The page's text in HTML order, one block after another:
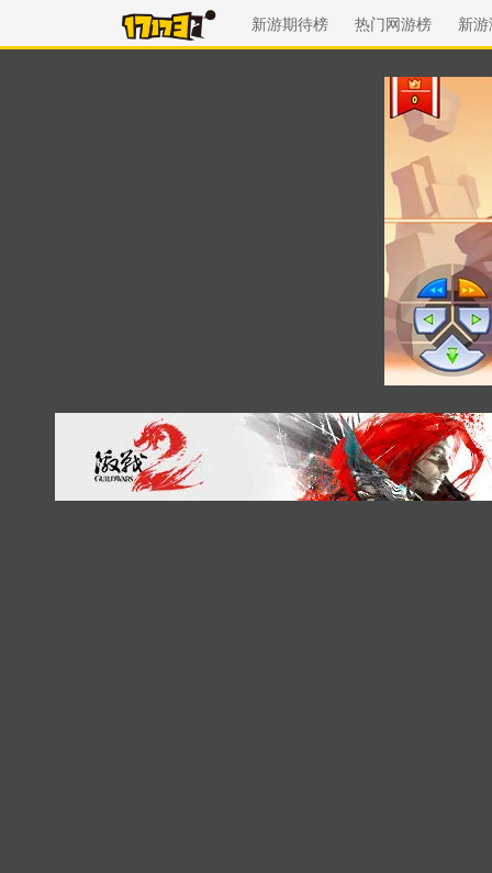
新游期待榜 热门网游榜 新